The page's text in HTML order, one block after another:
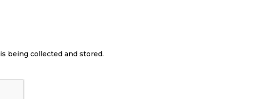
being collected and stored.